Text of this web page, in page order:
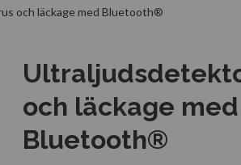
och läckage med Bluetooth®
och läckage med
Bluetooth®